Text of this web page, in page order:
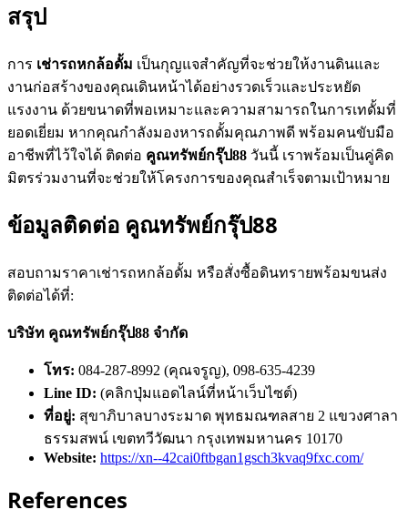
สรุป
การ เช่ารถหกล้อดั้ม เป็นกุญแจสำคัญที่จะช่วยให้งานดินและ
งานก่อสร้างของคุณเดินหน้าได้อย่างรวดเร็วและประหยัด
แรงงาน ด้วยขนาดที่พอเหมาะและความสามารถในการเทดั้มที่
ยอดเยี่ยม หากคุณกำลังมองหารถดั้มคุณภาพดี พร้อมคนขับมือ
อาชีพที่ไว้ใจได้ ติดต่อ คูณทรัพย์กรุ๊ป88 วันนี้ เราพร้อมเป็นคู่คิด
มิตรร่วมงานที่จะช่วยให้โครงการของคุณสำเร็จตามเป้าหมาย
ข้อมูลติดต่อ คูณทรัพย์กรุ๊ป88
สอบถามราคาเช่ารถหกล้อดั้ม หรือสั่งซื้อดินทรายพร้อมขนส่ง
ติดต่อได้ที่:
บริษัท คูณทรัพย์กรุ๊ป88 จำกัด
โทร: 084-287-8992 (คุณจรูญ), 098-635-4239
Line ID: (คลิกปุ่มแอดไลน์ที่หน้าเว็บไซต์)
ที่อยู่: สุขาภิบาลบางระมาด พุทธมณฑลสาย 2 แขวงศาลา
ธรรมสพน์ เขตทวีวัฒนา กรุงเทพมหานคร 10170
Website: https://xn--42cai0ftbgan1gsch3kvaq9fxc.com/
References